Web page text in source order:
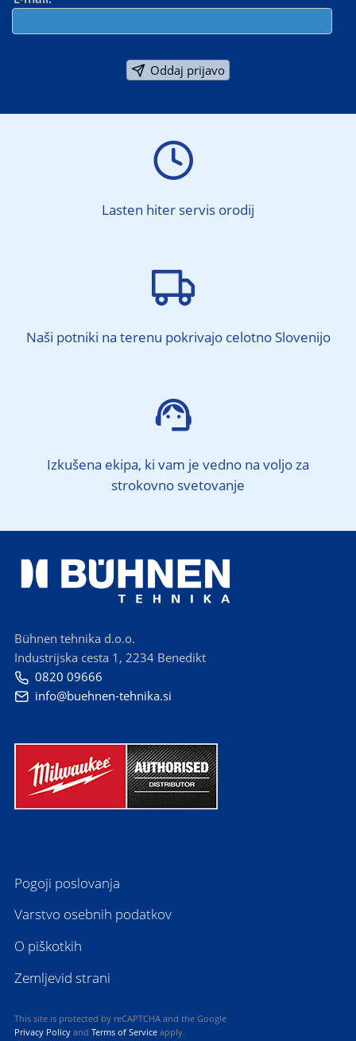
Oddaj prijavo

Lasten hiter servis orodij

Naši potniki na terenu pokrivajo celotno Slovenijo

Izkušena ekipa, ki vam je vedno na voljo za
strokovno svetovanje
Bühnen tehnika d.o.o.
Industrijska cesta 1, 2234 Benedikt
 0820 09666
 info@buehnen-tehnika.si
Pogoji poslovanja
Varstvo osebnih podatkov
O piškotkih
Zemljevid strani
This site is protected by reCAPTCHA and the Google
Privacy Policy and Terms of Service apply.